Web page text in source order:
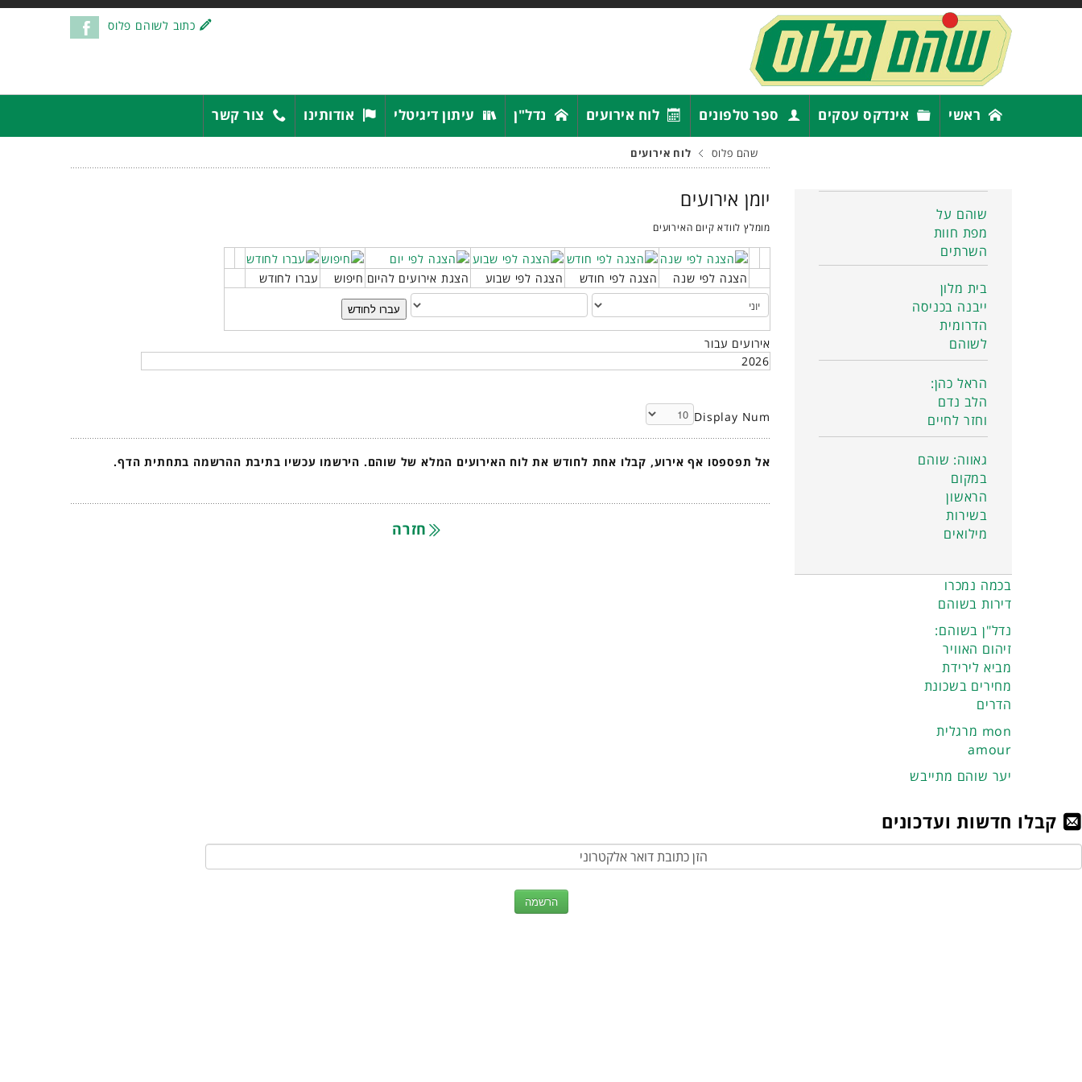
כתוב לשוהם פלוס
ראשי אינדקס עסקים ספר טלפונים לוח אירועים נדל"ן עיתון דיגיטלי אודותינו צור קשר
שהם פלוס לוח אירועים
יומן אירועים
מומלץ לוודא קיום האירועים
הצגה לפי שנה הצגה לפי חודש הצגה לפי שבוע הצגת אירועים להיום חיפוש
עברו לחודש
עברו לחודש
אירועים עבור
2026
Display Num
אל תפספסו אף אירוע, קבלו אחת לחודש את לוח האירועים המלא של שוהם. הירשמו עכשיו בתיבת ההרשמה בתחתית הדף.
חזרה
שוהם על
מפת חוות
השרתים
בית מלון
ייבנה בכניסה
הדרומית
לשוהם
הראל כהן:
הלב נדם
וחזר לחיים
גאווה: שוהם
במקום
הראשון
בשירות
מילואים
בכמה נמכרו
דירות בשוהם
נדל"ן בשוהם:
זיהום האוויר
מביא לירידת
מחירים בשכונת
הדרים
מרגלית mon
amour
יער שוהם מתייבש
קבלו חדשות ועדכונים